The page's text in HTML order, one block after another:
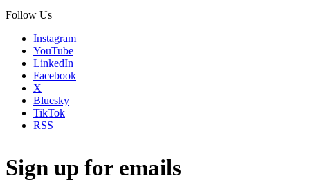
Follow Us
Instagram
YouTube
LinkedIn
Facebook
X
Bluesky
TikTok
RSS
Sign up for emails